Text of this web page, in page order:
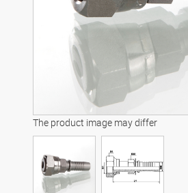
The product image may differ